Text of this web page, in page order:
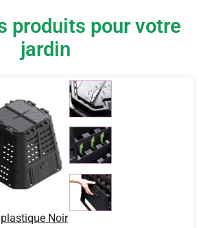
produits pour votre
jardin
Noir